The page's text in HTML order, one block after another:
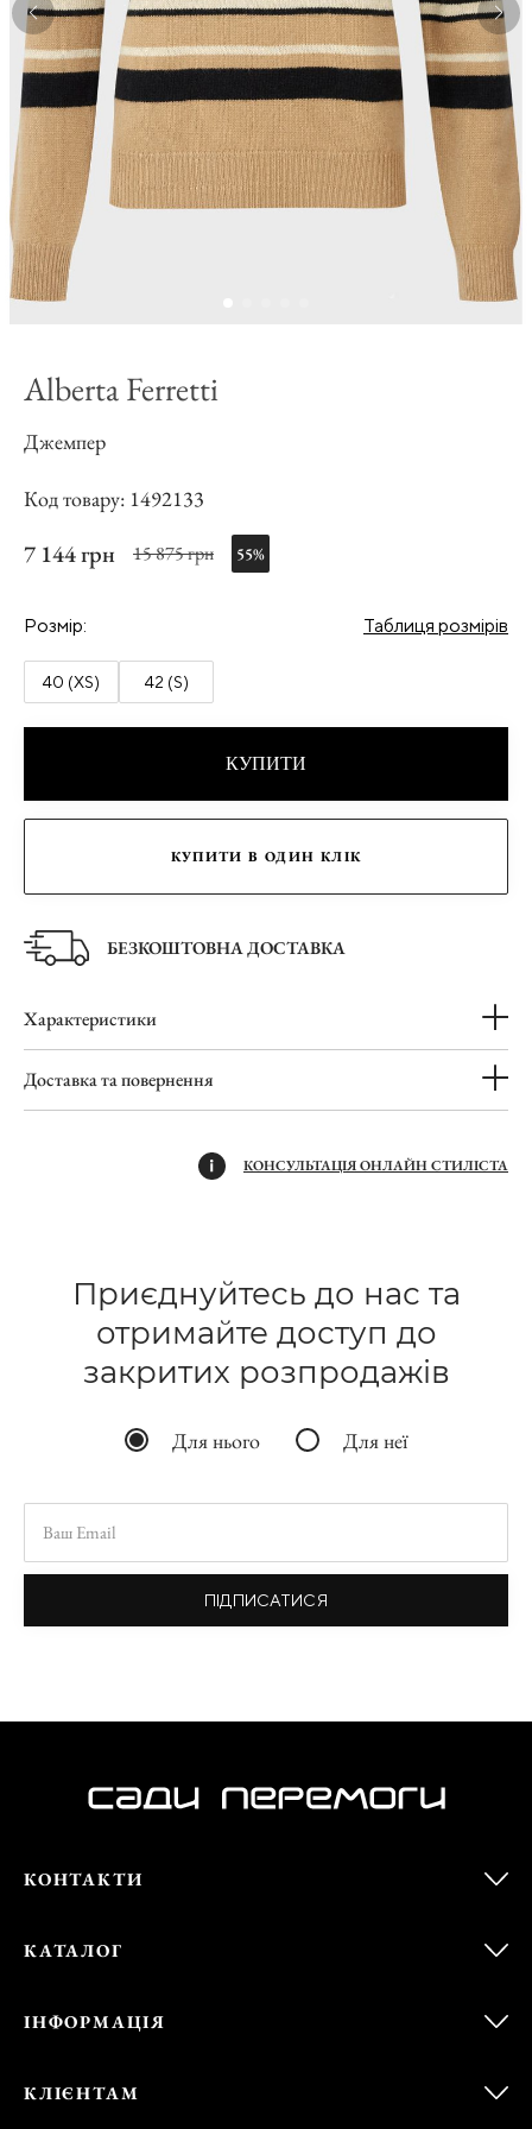
Alberta Ferretti
Джемпер
Код товару: 1492133
7 144 грн 15 875 грн 55%
Розмір: Таблиця розмірів
40 (XS) 42 (S)
КУПИТИ
КУПИТИ В ОДИН КЛІК
БЕЗКОШТОВНА ДОСТАВКА
Характеристики
Доставка та повернення
КОНСУЛЬТАЦІЯ ОНЛАЙН СТИЛІСТА
Приєднуйтесь до нас та
отримайте доступ до
закритих розпродажів
Для нього Для неї
ПІДПИСАТИСЯ
КОНТАКТИ
КАТАЛОГ
ІНФОРМАЦІЯ
КЛІЄНТАМ